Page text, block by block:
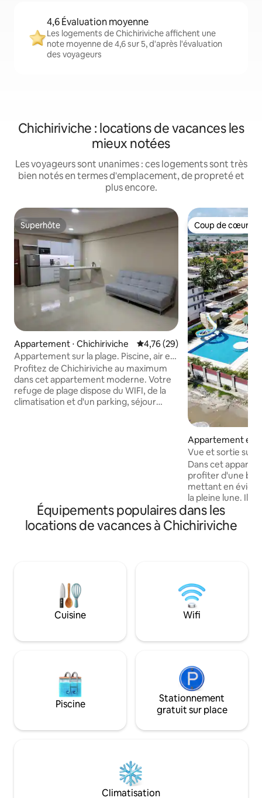
4,6 Évaluation moyenne
Les logements de Chichiriviche affichent une
note moyenne de 4,6 sur 5, d'après l'évaluation
des voyageurs
Chichiriviche : locations de vacances les
mieux notées
Les voyageurs sont unanimes : ces logements sont très
bien notés en termes d'emplacement, de propreté et
plus encore.
Superhôte
Superhôte
Appartement ⋅ Chichiriviche Évaluation moyenne sur la
4,76 (29)
Appartement sur la plage. Piscine, air et
Wi-Fi.
Profitez de Chichiriviche au maximum
dans cet appartement moderne. Votre
refuge de plage dispose du WIFI, de la
climatisation et d'un parking, séjour
installation électrique. Vivez des
vacances inoubliables où le confort est
une priorité. Réservez dès maintenant
Coup de cœur
Coup de cœur
Appartement en
hiriviche
Vue et sortie sur
Dans cet
profiter d'une
mettant en
la pleine lune. Il
couvert pour un
pour sortir vers
vous pouvez
Situé à quelques
front de mer et
où se concentre
ville de
Équipements populaires dans les
locations de vacances à Chichiriviche
Cuisine Wifi
Piscine
Stationnement
gratuit sur place
Climatisation